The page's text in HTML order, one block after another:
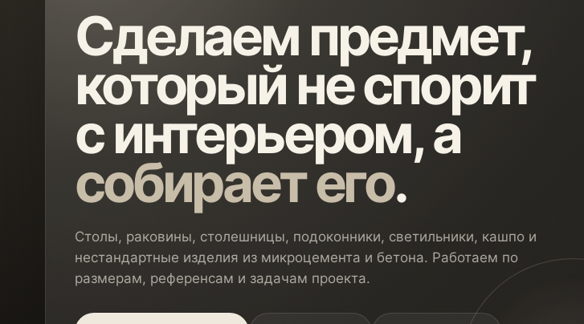
Сделаем предмет,
который не спорит
с интерьером, а
собирает его.
Столы, раковины, столешницы, подоконники, светильники, кашпо и
нестандартные изделия из микроцемента и бетона. Работаем по
размерам, референсам и задачам проекта.